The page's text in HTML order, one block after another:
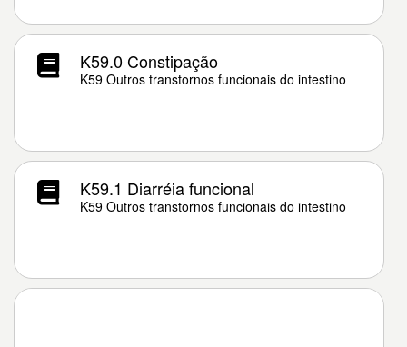
K59.0 Constipação
K59 Outros transtornos funcionais do intestino
K59.1 Diarréia funcional
K59 Outros transtornos funcionais do intestino